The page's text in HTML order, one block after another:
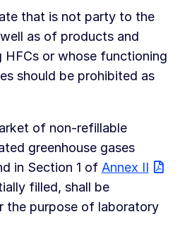
that is not party to the
as of products and
HFCs or whose functioning
should be prohibited as
of non-refillable
greenhouse gases
in Section 1 of Annex II
filled, shall be
the purpose of laboratory